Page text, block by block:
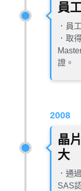
員
．員
．取
證。
2008
晶
大
．通
SAS